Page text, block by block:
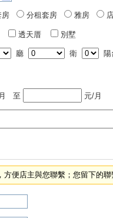
房 分租套房 雅房
透天厝 別墅
廳 衛 陽
至 元/月
方便店主與您聯繫；您留下的